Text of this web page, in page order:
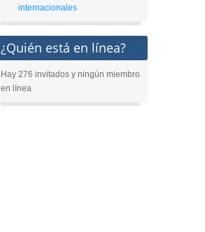
internacionales
¿Quién está en línea?
Hay 276 invitados y ningún miembro
en línea